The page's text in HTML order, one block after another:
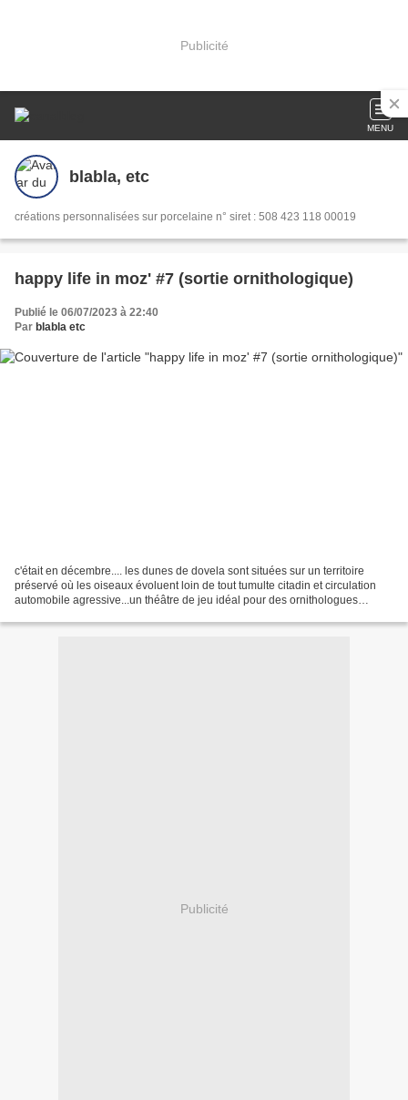
Publicité
MENU
blabla, etc
créations personnalisées sur porcelaine n° siret : 508 423 118 00019
happy life in moz' #7 (sortie ornithologique)
Publié le 06/07/2023 à 22:40
Par blabla etc
c'était en décembre.... les dunes de dovela sont situées sur un territoire
préservé où les oiseaux évoluent loin de tout tumulte citadin et circulation
automobile agressive...un théâtre de jeu idéal pour des ornithologues
Publicité